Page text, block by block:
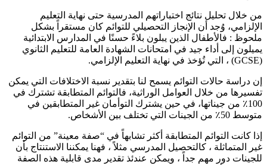
من خلال تحليل نتائج اختباراتهم المدرسية حتى نهاية التعليم
الإلزامي، وُجد أن الإنجاز التحصيلي للتوائم كان مستقراً بشكل
ملحوظ : فالأطفال الذين يبلون بلاءً حسنًا في المدارس الابتدائية
يميلون إلى أداء جيد في امتحانات الشهادة العامة للتعليم الثانوي
(GCSE) ، التي تُؤخذ في نهاية التعليم الإلزامي.
إن دراسة حالات التوائم يسمح لنا بتقدير نسبة الاختلافات التي يمكن
تفسيرها من خلال العوامل الوراثية، فالتوائم المتطابقة تشترك في
100٪ من جيناتها، في حين يشترك التوأمان غير المتطابقين في
متوسط 50٪ من الجينات التي تختلف بين الأشخاص.
إذا كانت التوائم المتطابقة أكثر تشابهاً في “صفة معينة” من التوائم
غير المتماثلة ، كالتحصيل المدرسي مثلاً ، فهنا يمكننا الاستنتاج بأن
للجينات دور مهم جداً ، ويمكن عندئذ تقدير مدى قابلية هذه الصفة